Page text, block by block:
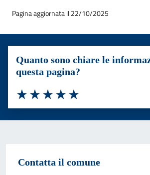
Pagina aggiornata il 22/10/2025
Quanto sono chiare le
questa pagina?
Valuta 5 stelle su 5
Valuta 4 stelle su 5
Valuta 3 stelle su 5
Valuta 2 stelle su 5
Valuta 1 stelle su 5
Contatta il comune